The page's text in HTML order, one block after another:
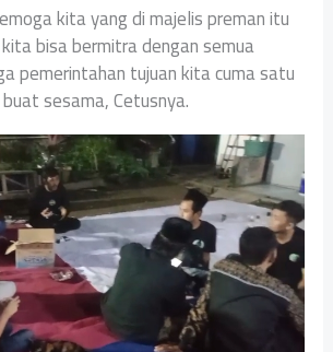
kita yang di majelis preman itu
bisa bermitra dengan semua
pemerintahan tujuan kita cuma satu
sesama, Cetusnya.